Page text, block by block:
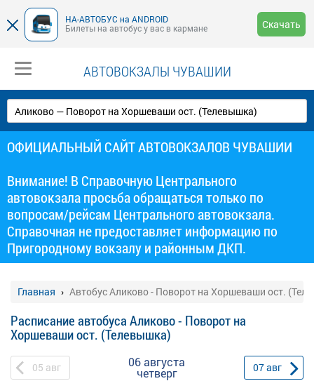
НА-АВТОБУС на ANDROID
Билеты на автобус у вас в кармане
Скачать
АВТОВОКЗАЛЫ ЧУВАШИИ
ОФИЦИАЛЬНЫЙ САЙТ АВТОВОКЗАЛОВ ЧУВАШИИ
Внимание! В Справочную Центрального
автовокзала просьба обращаться только по
вопросам/рейсам Центрального автовокзала.
Справочная не предоставляет информацию по
Пригородному вокзалу и районным ДКП.
Главная Автобус Аликово - Поворот на Хоршеваши ост.
Расписание автобуса Аликово - Поворот на
Хоршеваши ост. (Телевышка)
05 авг 06 августа
четверг 07авг